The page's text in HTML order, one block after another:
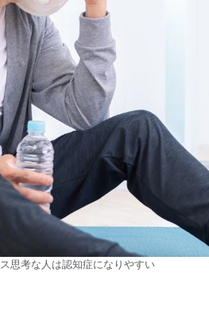
思考な人は認知症になりやすい